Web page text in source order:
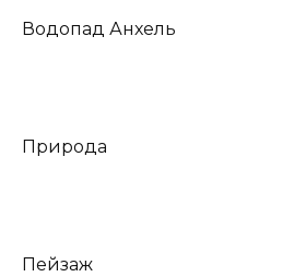
Водопад Анхель
Природа
Пейзаж